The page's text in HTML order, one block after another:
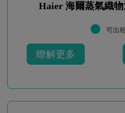
Haier 海爾蒸氣織
可出租
瞭解更多